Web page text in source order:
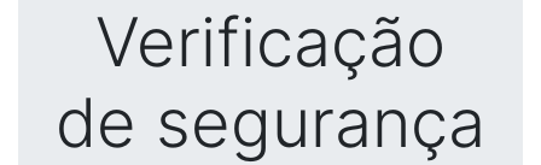
Verificação
de segurança